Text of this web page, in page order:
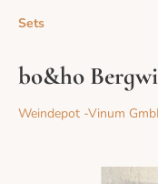
Sets
bo&ho
Weindepot -Vinum